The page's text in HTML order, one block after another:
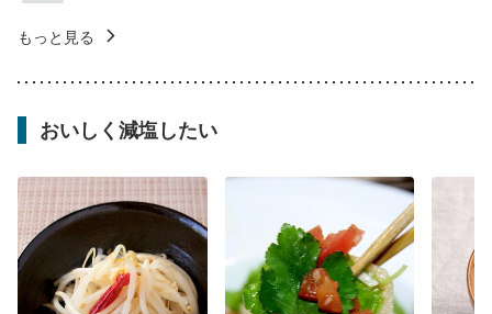
もっと見る
おいしく減塩したい